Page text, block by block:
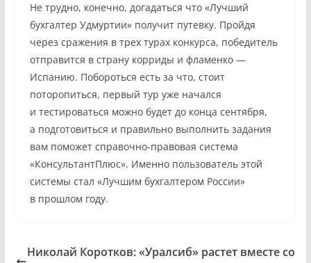
Не трудно, конечно, догадаться что «Лучший
бухгалтер Удмуртии» получит путевку. Пройдя
через сражения в трех турах конкурса, победитель
отправится в страну корриды и фламенко —
Испанию. Побороться есть за что, стоит
поторопиться, первый тур уже начался
и тестироваться можно будет до конца сентября,
а подготовиться и правильно выполнить задания
вам поможет справочно-правовая система
«КонсультантПлюс». Именно пользователь этой
системы стал «Лучшим бухгалтером России»
в прошлом году.
Николай Коротков: «Уралсиб» растет вместе со